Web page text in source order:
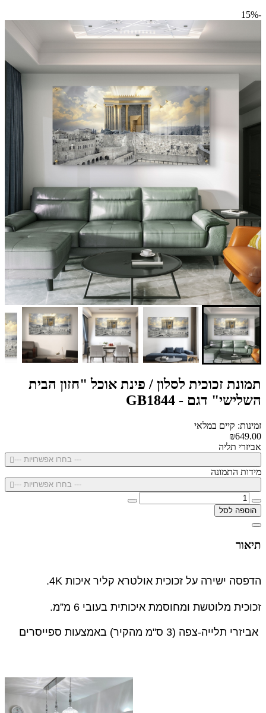
-15%
תמונת זכוכית לסלון / פינת אוכל "חזון הבית
השלישי" דגם - GB1844
זמינות: קיים במלאי
₪649.00
אביזרי תליה
--- בחרו אפשרויות ---
מידות התמונה
--- בחרו אפשרויות ---
הוספה לסל
תיאור
הדפסה ישירה על זכוכית אולטרא קליר איכות 4K.
זכוכית מלוטשת ומחוסמת איכותית בעובי 6 מ”מ.
אביזרי תלייה-צפה (3 ס"מ מהקיר) באמצעות ספייסרים